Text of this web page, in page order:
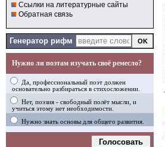
Ссылки на литературные сайты
Обратная связь
Генератор рифм
Нужно ли поэтам изучать своё ремесло?
Да, профессиональный поэт должен
основательно разбираться в стихосложении.
Нет, поэзия - свободный полёт мысли, и
учиться этому нет необходимости.
Нужно знать основы для общего развития.
Голосовать